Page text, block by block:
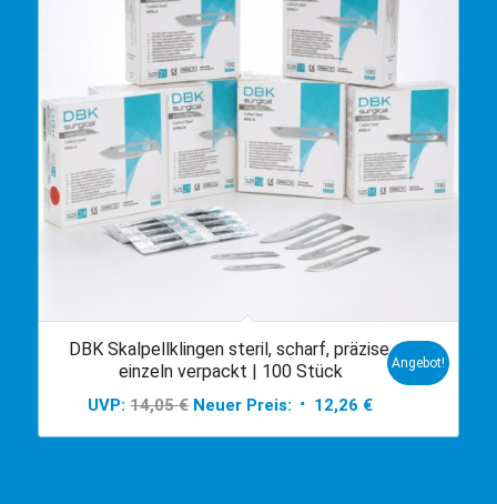
DBK Skalpellklingen steril, scharf, präzise,
einzeln verpackt | 100 Stück
UVP: 14,05€ Ursprünglicher
Neuer Preis: 12,26 €Aktueller
Angebot!